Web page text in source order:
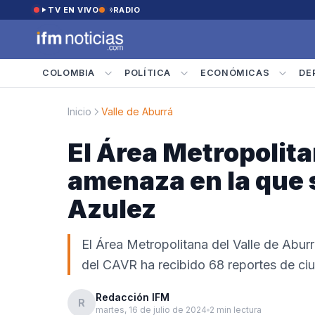
Saltar al contenido
TV EN VIVO RADIO
COLOMBIA POLÍTICA ECONÓMICAS
Inicio Valle de Aburrá
El Área
amenaza en la
Azulez
El Área Metropolitana del Valle de
del CAVR ha recibido 68 reportes de
R Redacción IFM
martes, 16 de julio de 2024 2 min lectura